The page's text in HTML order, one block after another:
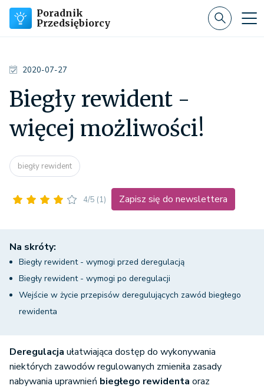
Poradnik
Przedsiębiorcy
2020-07-27
Biegły rewident -
więcej możliwości!
biegły rewident
4/5 (1) Zapisz się do newslettera
Na skróty:
Biegły rewident - wymogi przed deregulacją
Biegły rewident - wymogi po deregulacji
Wejście w życie przepisów deregulujących zawód biegłego
rewidenta
Deregulacja ułatwiająca dostęp do wykonywania
niektórych zawodów regulowanych zmieniła zasady
nabywania uprawnień biegłego rewidenta oraz